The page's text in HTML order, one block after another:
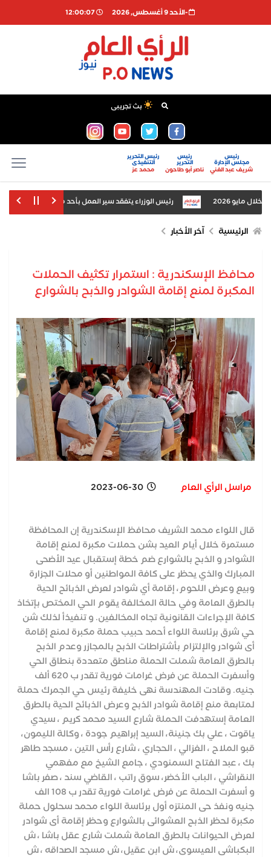
-اﻷحد 9 أغسطس, 2026 12:00:08
بث تجريبى
رئيس
مجلس الإدارة
شريف عبد الغني
رئيس
التحرير
ناصر أبو طاحون
رئيس التحرير
التنفيذى
محمد عز
رئيس الوزراء يتفقد سير العمل بأحد مطاحن الدقيق
الرئيسية اّخر الأخبار
محافظ الإسكندرية : استمرار تكثيف الحملات
المكبرة لمنع إقامة الشوادر والذبح بالشوارع
مراسل الرأي العام 2023-06-30
قال اللواء محمد الشريف محافظ الإسكندرية إن المحافظة
مستمرة خلال أيام العيد بشن حملات مكبرة لمنع إقامة
الشوادر و الذبح بالشوارع ضم خطة إستقبال عيد الأضحى
المبارك والذي يحظر على كافة المواطنين أو محلات الجزارة
وبيع وعرض اللحوم، إقامة أي شوادر لعرض الذبائح الحية
بالطرق العامة وفي حالة المخالفة يقوم الحي المختص بإتخاذ
كافة الإجراءات القانونية تجاه المخالفين. و تنفيذأ لذلك شن
حي شرق برئاسة اللواء أحمد حبيب حملة مكبرة لمنع إقامة
أى شوادر والإلتزام بأشتراطات الذبح بالمجازر وعدم الذبح
بالطرق العامة شملت الحملة مناطق متعددة بنطاق الحي
وأسفرت الحملة عن فرض غرامات فورية تقدر ب 620 ألف
جنيه. وقادت المهندسة نهى خليفة رئيس حي الجمرك حملة
لمتابعة منع إقامة شوادر الذبح وعرض الذبائح الحية بالطرق
العامة إستهدفت الحملة شارع السيد محمد كريم ، سيدي
ياقوت ، علي بك جنينة، السيد إبراهيم جودة ، وكالة الليمون،
قبو الملاح ، الغزالي ، الحجاري ، شارع رأس التين ، مسجد طاهر
بك ، عبد الفتاح السمنودي ، جامع الشيخ مع مفهمي
النقراشي ، الباب الأخضر، سوق راتب ، القاضي سند ، صفر باشا
و أسفرت الحملة عن فرض غرامات فورية تقدر ب 108 الف
جنيه ونفذ حى المنتزه أول برئاسة اللواء محمد سحلول حملة
مكبرة لحظر الذبح العشوائى بالشوارع وحظر إقامة أى شوادر
لعرض الحيوانات بالطرق العامة شملت شارع عقل باشا ، ش
البكباشى العيسوى، ش ابن عقيل، ش مسجد الصداقه ، ش